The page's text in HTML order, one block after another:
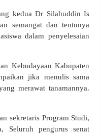
kedua Dr Silahuddin Is
semangat dan tentunya
dalam penyelesaian
Kebudayaan Kabupaten
jika menulis sama
merawat tanamannya.
sekretaris Program Studi,
Seluruh pengurus senat